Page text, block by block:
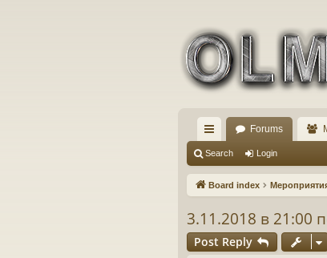
ui
ck
ks
Forums
Search Login
Board index
3.11.2018 в 21:00
Post Reply